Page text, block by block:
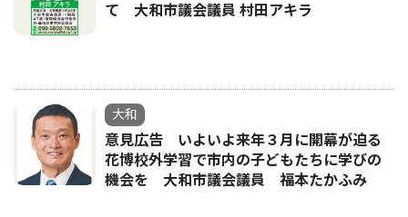
て 大和市議会議員 村田アキラ
大和
意見広告 いよいよ来年３月に開幕が迫る
花博校外学習で市内の子どもたちに学びの
機会を 大和市議会議員 福本たかふみ